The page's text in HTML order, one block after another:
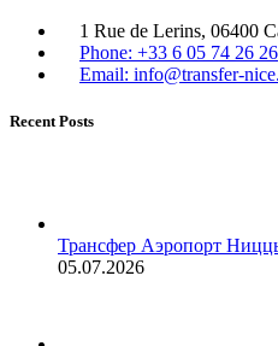
1 Rue de Lerins, 06400
Phone: +33 6 05 74 26 26
Email: info@transfer-
Recent Posts
Трансфер Аэропорт
05.07.2026